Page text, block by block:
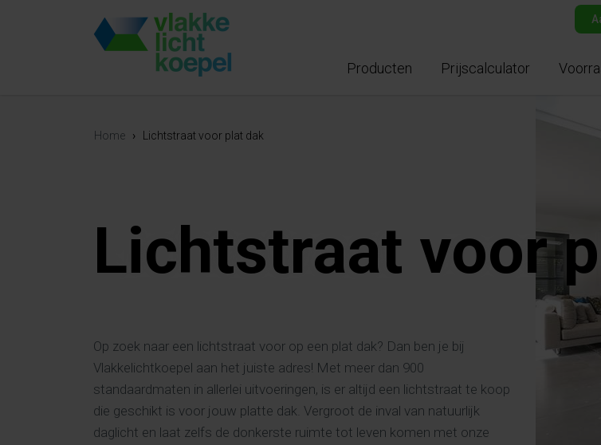
Producten Prijscalculator
Home › Lichtstraat voor plat dak
Lichtstraat voor
Op zoek naar een lichtstraat voor op een plat dak? Dan ben je bij
Vlakkelichtkoepel aan het juiste adres! Met meer dan 900
standaardmaten in allerlei uitvoeringen, is er altijd een lichtstraat te koop
die geschikt is voor jouw platte dak. Vergroot de inval van natuurlijk
daglicht en laat zelfs de donkerste ruimte tot leven komen met onze